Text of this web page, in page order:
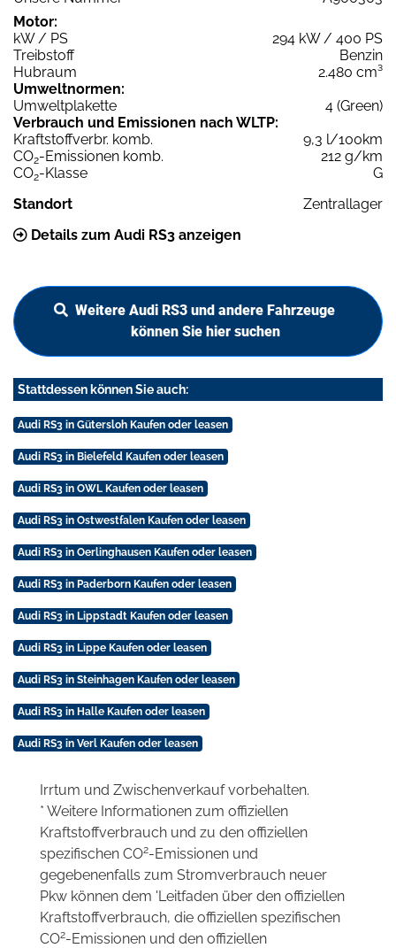
Motor:
kW / PS
294 kW / 400 PS
Treibstoff
Benzin
Hubraum
2.480 cm³
Umweltnormen:
Umweltplakette
4 (Green)
Verbrauch und Emissionen nach WLTP:
Kraftstoffverbr. komb.
9,3 l/100km
CO2-Emissionen komb.
212 g/km
CO2-Klasse
G
Standort
Zentrallager
Details zum Audi RS3 anzeigen
Weitere Audi RS3 und andere Fahrzeuge
können Sie hier suchen
Stattdessen können Sie auch:
Audi RS3 in Gütersloh Kaufen oder leasen
Audi RS3 in Bielefeld Kaufen oder leasen
Audi RS3 in OWL Kaufen oder leasen
Audi RS3 in Ostwestfalen Kaufen oder leasen
Audi RS3 in Oerlinghausen Kaufen oder leasen
Audi RS3 in Paderborn Kaufen oder leasen
Audi RS3 in Lippstadt Kaufen oder leasen
Audi RS3 in Lippe Kaufen oder leasen
Audi RS3 in Steinhagen Kaufen oder leasen
Audi RS3 in Halle Kaufen oder leasen
Audi RS3 in Verl Kaufen oder leasen
Irrtum und Zwischenverkauf vorbehalten.
* Weitere Informationen zum offiziellen
Kraftstoffverbrauch und zu den offiziellen
spezifischen CO2-Emissionen und
gegebenenfalls zum Stromverbrauch neuer
Pkw können dem 'Leitfaden über den offiziellen
Kraftstoffverbrauch, die offiziellen spezifischen
CO2-Emissionen und den offiziellen